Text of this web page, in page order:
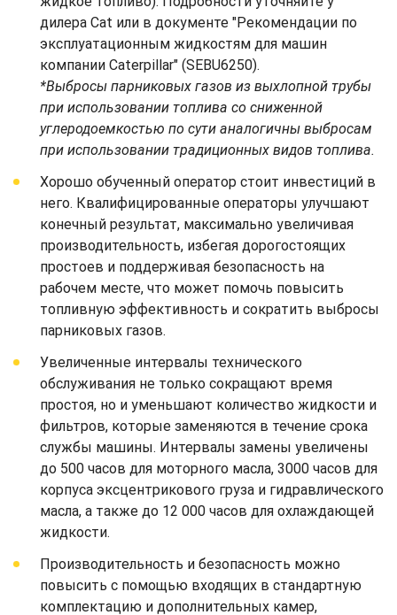
дилера Cat или в документе "Рекомендации по
эксплуатационным жидкостям для машин
компании Caterpillar" (SEBU6250).
*Выбросы парниковых газов из выхлопной трубы
при использовании топлива со сниженной
углеродоемкостью по сути аналогичны выбросам
при использовании традиционных видов топлива.
Хорошо обученный оператор стоит инвестиций в
него. Квалифицированные операторы улучшают
конечный результат, максимально увеличивая
производительность, избегая дорогостоящих
простоев и поддерживая безопасность на
рабочем месте, что может помочь повысить
топливную эффективность и сократить выбросы
парниковых газов.
Увеличенные интервалы технического
обслуживания не только сокращают время
простоя, но и уменьшают количество жидкости и
фильтров, которые заменяются в течение срока
службы машины. Интервалы замены увеличены
до 500 часов для моторного масла, 3000 часов для
корпуса эксцентрикового груза и гидравлического
масла, а также до 12 000 часов для охлаждающей
жидкости.
Производительность и безопасность можно
повысить с помощью входящих в стандартную
комплектацию и дополнительных камер,